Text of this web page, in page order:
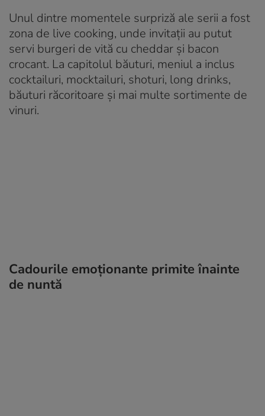
Unul dintre momentele surpriză ale serii a fost
zona de live cooking, unde invitații au putut
servi burgeri de vită cu cheddar și bacon
crocant. La capitolul băuturi, meniul a inclus
cocktailuri, mocktailuri, shoturi, long drinks,
băuturi răcoritoare și mai multe sortimente de
vinuri.
Cadourile emoționante primite înainte
de nuntă